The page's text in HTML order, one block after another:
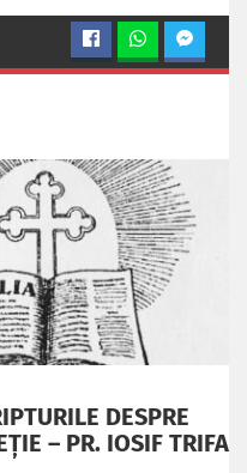
DESPRE
– PR. IOSIF TRIFA